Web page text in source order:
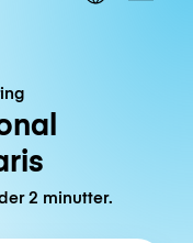
2 minutter.